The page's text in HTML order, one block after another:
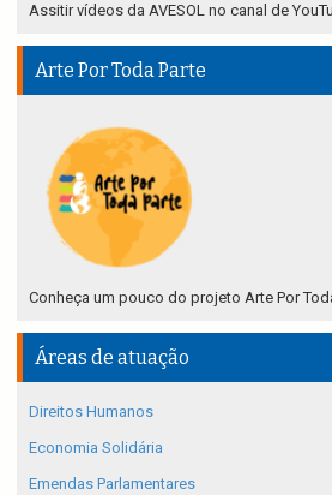
Assitir vídeos da AVESOL no canal de
Arte Por Toda Parte
Conheça um pouco do projeto Arte Por
Áreas de atuação
Direitos Humanos
Economia Solidária
Emendas Parlamentares